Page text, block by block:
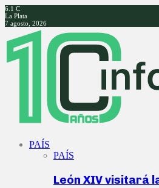
6.1 C
La Plata
7 agosto, 2026
Facebook
Twitter
Instagram
Youtube
PAÍS
PAÍS
León XIV visitará